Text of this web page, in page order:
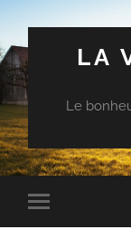
LA
Le
Toggle
mobile